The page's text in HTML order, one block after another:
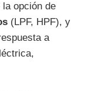
opción de
(LPF, HPF), y
a